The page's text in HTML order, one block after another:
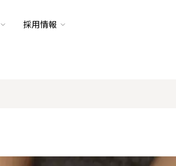
採用情報